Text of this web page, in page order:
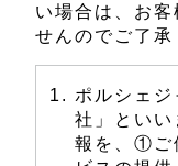
い場合は、お
せんのでご了承
ポルシェ
社」とい
報を、①ご